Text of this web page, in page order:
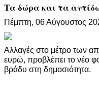
Τα δώρα και τα
Πέμπτη, 06 Αύγουστος
Αλλαγές στο μέτρο των
ευρώ, προβλέπει το νέο
βράδυ στη δημοσιότητα.